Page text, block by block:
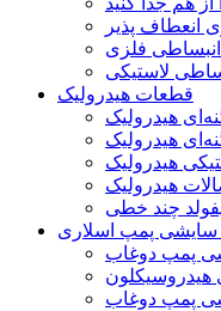
انعطاف پذیر
انبساطی فلزی
لاستیکی
قطعات هیدرولیک
هیدرولیک
هیدرولیک
چند خطی
پمپ اسلاری